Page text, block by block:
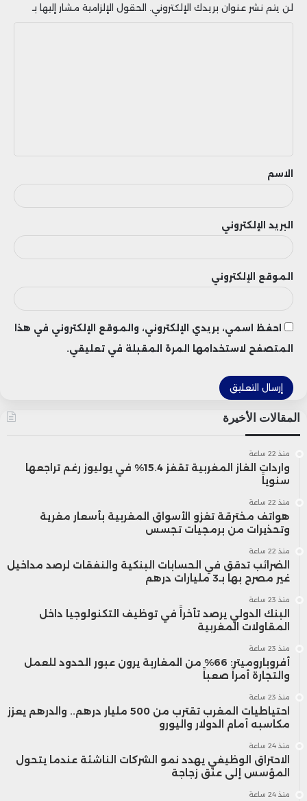
لن يتم نشر عنوان بريدك الإلكتروني. الحقول الإلزامية مشار إليها بـ
ق
الاسم
البريد الإلكتروني
الموقع الإلكتروني
احفظ اسمي، بريدي الإلكتروني، والموقع الإلكتروني في هذا
المتصفح لاستخدامها المرة المقبلة في تعليقي.
المقالات الأخيرة
منذ 22 ساعة
واردات الغاز المغربية تقفز 15.4% في يوليوز رغم تراجعها
سنوياً
منذ 22 ساعة
هواتف مخترقة تغزو الأسواق المغربية بأسعار مغرية
وتحذيرات من برمجيات تجسس
منذ 22 ساعة
الضرائب تدقق في الحسابات البنكية والنفقات لرصد مداخيل
غير مصرح بها بـ3 مليارات درهم
منذ 23 ساعة
البنك الدولي يرصد تأخراً في توظيف التكنولوجيا داخل
المقاولات المغربية
منذ 23 ساعة
أفروباروميتر: 66% من المغاربة يرون عبور الحدود للعمل
والتجارة أمراً صعباً
منذ 23 ساعة
احتياطيات المغرب تقترب من 500 مليار درهم.. والدرهم يعزز
مكاسبه أمام الدولار واليورو
منذ 24 ساعة
الاحتراق الوظيفي يهدد نمو الشركات الناشئة عندما يتحول
المؤسس إلى عنق زجاجة
منذ 24 ساعة